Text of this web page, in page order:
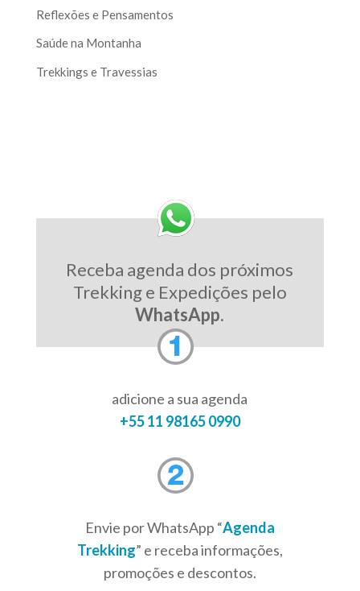
Reflexões e Pensamentos
Saúde na Montanha
Trekkings e Travessias
Receba agenda dos próximos
Trekking e Expedições pelo
WhatsApp.
adicione a sua agenda
+55 11 98165 0990
Envie por WhatsApp “Agenda
Trekking” e receba informações,
promoções e descontos.